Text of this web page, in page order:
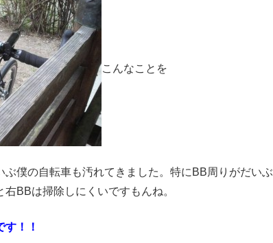
こんなことを
ぶ僕の自転車も汚れてきました。特にBB周りがだい
BBは掃除しにくいですもんね。
す！！